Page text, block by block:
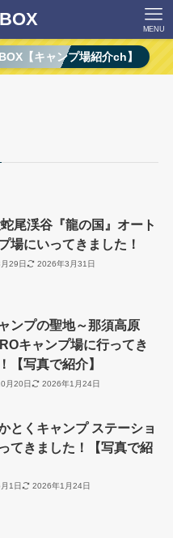
MENU
【キャンプ場紹介ch】
尾渓谷『龍の国』オート
場にいってきました！
29日 2026年3月31日
ンプの聖地～那須高原
キャンプ場に行ってき
【写真で紹介】
月20日 2026年1月24日
とくキャンプ ステーショ
てきました！【写真で紹
1日 2026年1月24日